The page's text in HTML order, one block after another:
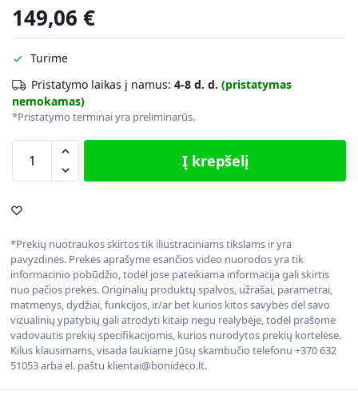
149,06 €
Turime
Pristatymo laikas į namus: 4-8 d. d. (pristatymas
nemokamas)
*Pristatymo terminai yra preliminarūs.
Į krepšelį
*Prekių nuotraukos skirtos tik iliustraciniams tikslams ir yra
pavyzdinės. Prekės aprašyme esančios video nuorodos yra tik
informacinio pobūdžio, todėl jose pateikiama informacija gali skirtis
nuo pačios prekės. Originalių produktų spalvos, užrašai, parametrai,
matmenys, dydžiai, funkcijos, ir/ar bet kurios kitos savybės dėl savo
vizualinių ypatybių gali atrodyti kitaip negu realybėje, todėl prašome
vadovautis prekių specifikacijomis, kurios nurodytos prekių kortelėse.
Kilus klausimams, visada laukiame Jūsų skambučio telefonu +370 632
51053 arba el. paštu klientai@bonideco.lt.